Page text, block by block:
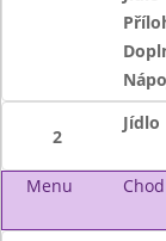
2
Jídlo
Menu Chod